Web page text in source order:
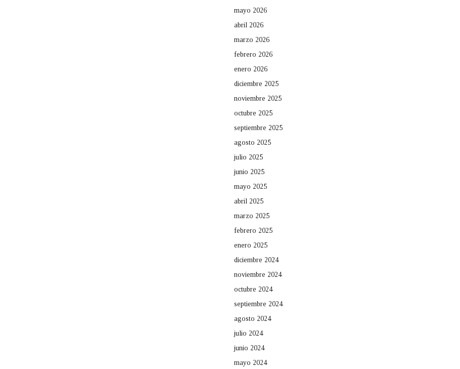
mayo 2026
abril 2026
marzo 2026
febrero 2026
enero 2026
diciembre 2025
noviembre 2025
octubre 2025
septiembre 2025
agosto 2025
julio 2025
junio 2025
mayo 2025
abril 2025
marzo 2025
febrero 2025
enero 2025
diciembre 2024
noviembre 2024
octubre 2024
septiembre 2024
agosto 2024
julio 2024
junio 2024
mayo 2024